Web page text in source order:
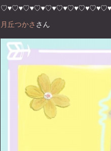
月丘つかさ さん